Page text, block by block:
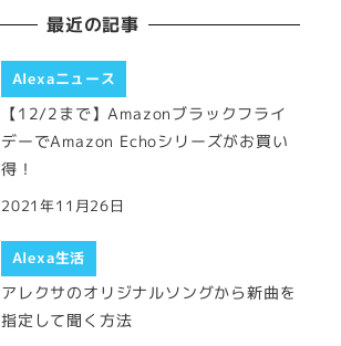
最近の記事
Alexaニュース
【12/2まで】Amazonブラックフライ
デーでAmazon Echoシリーズがお買い
得！
2021年11月26日
Alexa生活
アレクサのオリジナルソングから新曲を
指定して聞く方法